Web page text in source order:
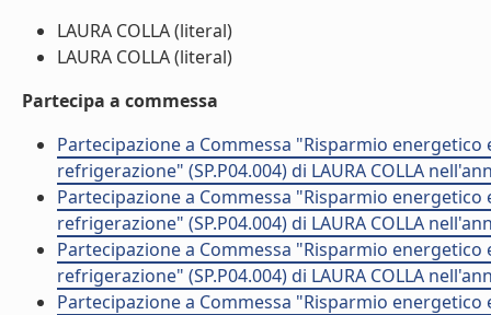
LAURA COLLA (literal)
LAURA COLLA (literal)
Partecipa a commessa
Partecipazione a Commessa "Risparmio
refrigerazione" (SP.P04.004) di LAURA COLLA
Partecipazione a Commessa "Risparmio
refrigerazione" (SP.P04.004) di LAURA COLLA
Partecipazione a Commessa "Risparmio
refrigerazione" (SP.P04.004) di LAURA COLLA
Partecipazione a Commessa "Risparmio